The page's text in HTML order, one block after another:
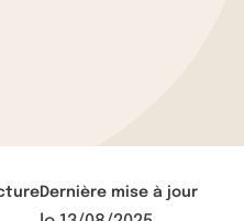
Dernière mise à jour